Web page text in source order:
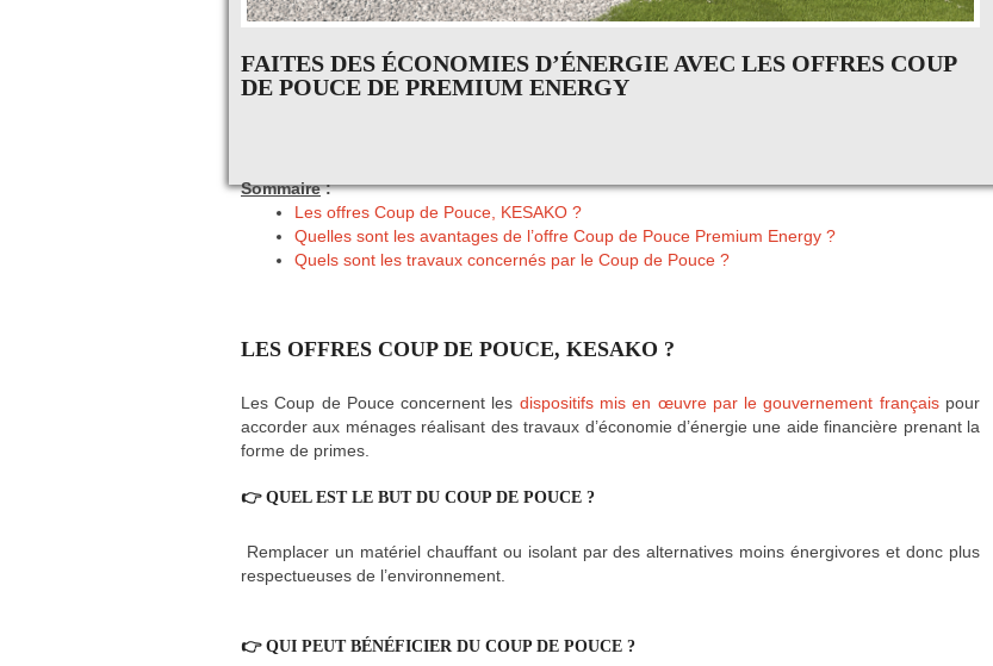
FAITES DES ÉCONOMIES D’ÉNERGIE AVEC LES OFFRES COUP
DE POUCE DE PREMIUM ENERGY
Sommaire:
Les offres Coup de Pouce, KESAKO ?
Quelles sont les avantages de l’offre Coup de Pouce Premium Energy ?
Quels sont les travaux concernés par le Coup de Pouce ?
LES OFFRES COUP DE POUCE, KESAKO ?
Les Coup de Pouce concernent les dispositifs mis en œuvre par le gouvernement françaispour
accorder aux ménages réalisant des travaux d’économie d’énergie une aide financière prenant la
forme de primes.
👉 QUEL EST LE BUT DU COUP DE POUCE ?
Remplacer un matériel chauffant ou isolant par des alternatives moins énergivores et donc plus
respectueuses de l’environnement.
👉 QUI PEUT BÉNÉFICIER DU COUP DE POUCE ?